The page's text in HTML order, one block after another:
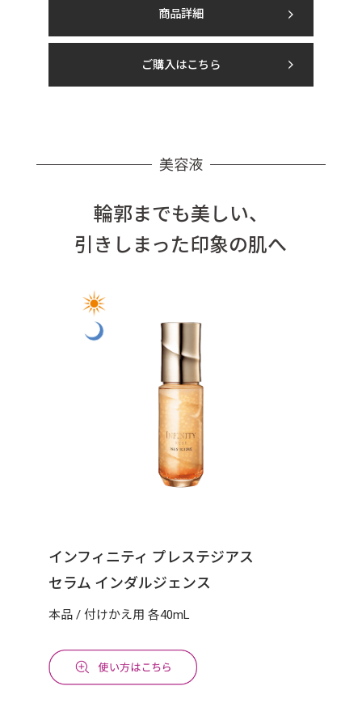
商品詳細
ご購入はこちら
美容液
輪郭までも美しい、
引きしまった印象の肌へ
インフィニティ プレステジアス
セラム インダルジェンス
本品 / 付けかえ用 各40mL